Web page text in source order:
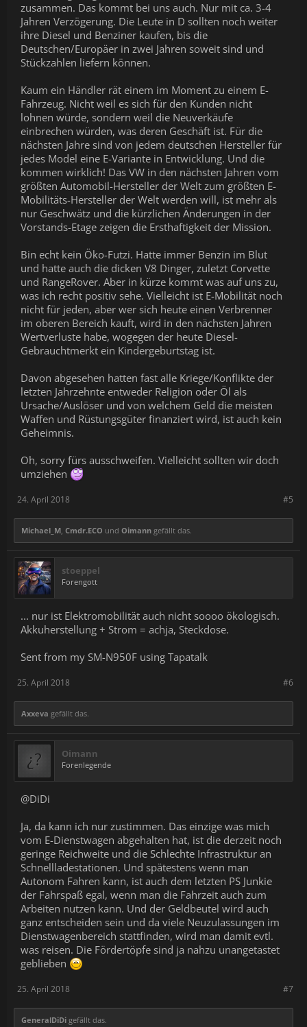
zusammen. Das kommt bei uns auch. Nur mit ca. 3-4
Jahren Verzögerung. Die Leute in D sollten noch weiter
ihre Diesel und Benziner kaufen, bis die
Deutschen/Europäer in zwei Jahren soweit sind und
Stückzahlen liefern können.
Kaum ein Händler rät einem im Moment zu einem E-
Fahrzeug. Nicht weil es sich für den Kunden nicht
lohnen würde, sondern weil die Neuverkäufe
einbrechen würden, was deren Geschäft ist. Für die
nächsten Jahre sind von jedem deutschen Hersteller für
jedes Model eine E-Variante in Entwicklung. Und die
kommen wirklich! Das VW in den nächsten Jahren vom
größten Automobil-Hersteller der Welt zum größten E-
Mobilitäts-Hersteller der Welt werden will, ist mehr als
nur Geschwätz und die kürzlichen Änderungen in der
Vorstands-Etage zeigen die Ersthaftigkeit der Mission.
Bin echt kein Öko-Futzi. Hatte immer Benzin im Blut
und hatte auch die dicken V8 Dinger, zuletzt Corvette
und RangeRover. Aber in kürze kommt was auf uns zu,
was ich recht positiv sehe. Vielleicht ist E-Mobilität noch
nicht für jeden, aber wer sich heute einen Verbrenner
im oberen Bereich kauft, wird in den nächsten Jahren
Wertverluste habe, wogegen der heute Diesel-
Gebrauchtmerkt ein Kindergeburtstag ist.
Davon abgesehen hatten fast alle Kriege/Konflikte der
letzten Jahrzehnte entweder Religion oder Öl als
Ursache/Auslöser und von welchem Geld die meisten
Waffen und Rüstungsgüter finanziert wird, ist auch kein
Geheimnis.
Oh, sorry fürs ausschweifen. Vielleicht sollten wir doch
umziehen
#5
24. April 2018
Michael_M, Cmdr.ECO und Oimann gefällt das.
stoeppel
Forengott
... nur ist Elektromobilität auch nicht soooo ökologisch.
Akkuherstellung + Strom = achja, Steckdose.
Sent from my SM-N950F using Tapatalk
#6
25. April 2018
Axxeva gefällt das.
Oimann
Forenlegende
@DiDi
Ja, da kann ich nur zustimmen. Das einzige was mich
vom E-Dienstwagen abgehalten hat, ist die derzeit noch
geringe Reichweite und die Schlechte Infrastruktur an
Schnellladestationen. Und spätestens wenn man
Autonom Fahren kann, ist auch dem letzten PS Junkie
der Fahrspaß egal, wenn man die Fahrzeit auch zum
Arbeiten nutzen kann. Und der Geldbeutel wird auch
ganz entscheiden sein und da viele Neuzulassungen im
Dienstwagenbereich stattfinden, wird man damit evtl.
was reisen. Die Fördertöpfe sind ja nahzu unangetastet
geblieben
#7
25. April 2018
GeneralDiDi gefällt das.